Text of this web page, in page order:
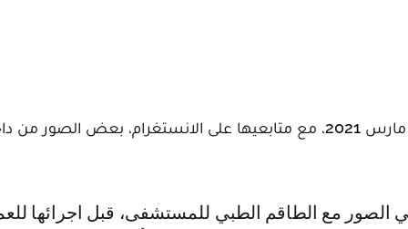
تقاسمت الفنانة المغربية فدوى الطالب يوم السبت 6 مارس 2021، مع متابعيها على الانستغرام، بعض